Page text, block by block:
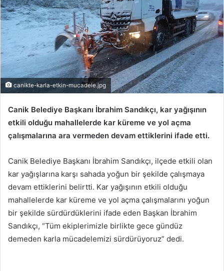
canikte-karla-etkin-mucadele.jpg
Canik Belediye Başkanı İbrahim Sandıkçı, kar yağışının
etkili olduğu mahallelerde kar küreme ve yol açma
çalışmalarına ara vermeden devam ettiklerini ifade etti.
Canik Belediye Başkanı İbrahim Sandıkçı, ilçede etkili olan
kar yağışlarına karşı sahada yoğun bir şekilde çalışmaya
devam ettiklerini belirtti. Kar yağışının etkili olduğu
mahallelerde kar küreme ve yol açma çalışmalarını yoğun
bir şekilde sürdürdüklerini ifade eden Başkan İbrahim
Sandıkçı, “Tüm ekiplerimizle birlikte gece gündüz
demeden karla mücadelemizi sürdürüyoruz” dedi.